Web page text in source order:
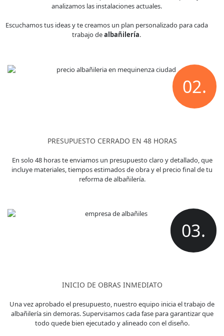
analizamos las instalaciones actuales.
Escuchamos tus ideas y te creamos un plan personalizado para cada
trabajo dealbañilería.
02.
PRESUPUESTO CERRADO EN 48 HORAS
En solo 48 horas te enviamos un presupuesto claro y detallado, que
incluye materiales, tiempos estimados de obra y el precio final de tu
reforma de albañilería.
03.
INICIO DE OBRAS INMEDIATO
Una vez aprobado el presupuesto, nuestro equipo inicia el trabajo de
albañilería sin demoras. Supervisamos cada fase para garantizar que
todo quede bien ejecutado y alineado con el diseño.